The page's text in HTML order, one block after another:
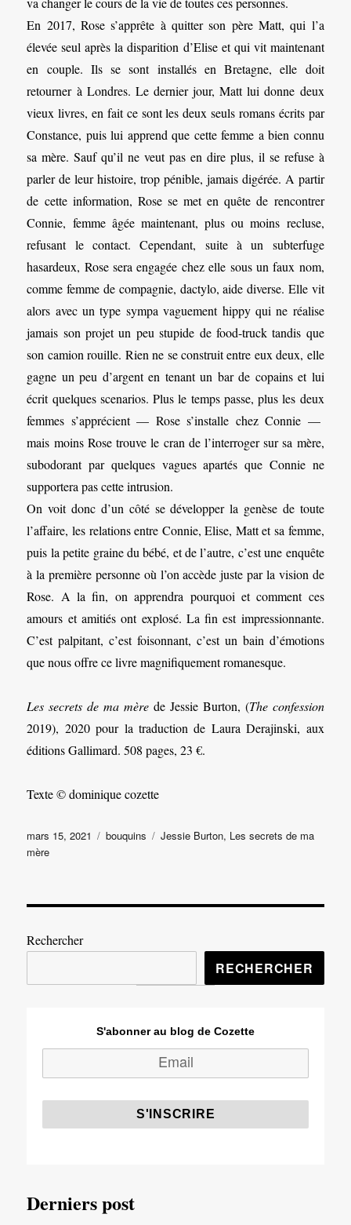
En 2017, Rose s’apprête à quitter son père Matt, qui l’a
élevée seul après la disparition d’Elise et qui vit maintenant
en couple. Ils se sont installés en Bretagne, elle doit
retourner à Londres. Le dernier jour, Matt lui donne deux
vieux livres, en fait ce sont les deux seuls romans écrits par
Constance, puis lui apprend que cette femme a bien connu
sa mère. Sauf qu’il ne veut pas en dire plus, il se refuse à
parler de leur histoire, trop pénible, jamais digérée. A partir
de cette information, Rose se met en quête de rencontrer
Connie, femme âgée maintenant, plus ou moins recluse,
refusant le contact. Cependant, suite à un subterfuge
hasardeux, Rose sera engagée chez elle sous un faux nom,
comme femme de compagnie, dactylo, aide diverse. Elle vit
alors avec un type sympa vaguement hippy qui ne réalise
jamais son projet un peu stupide de food-truck tandis que
son camion rouille. Rien ne se construit entre eux deux, elle
gagne un peu d’argent en tenant un bar de copains et lui
écrit quelques scenarios. Plus le temps passe, plus les deux
femmes s’apprécient — Rose s’installe chez Connie —
mais moins Rose trouve le cran de l’interroger sur sa mère,
subodorant par quelques vagues apartés que Connie ne
supportera pas cette intrusion.
On voit donc d’un côté se développer la genèse de toute
l’affaire, les relations entre Connie, Elise, Matt et sa femme,
puis la petite graine du bébé, et de l’autre, c’est une enquête
à la première personne où l’on accède juste par la vision de
Rose. A la fin, on apprendra pourquoi et comment ces
amours et amitiés ont explosé. La fin est impressionnante.
C’est palpitant, c’est foisonnant, c’est un bain d’émotions
que nous offre ce livre magnifiquement romanesque.
Les secrets de ma mère de Jessie Burton, (The confession
2019), 2020 pour la traduction de Laura Derajinski, aux
éditions Gallimard. 508 pages, 23 €.
Texte © dominique cozette
Publié
le
mars 15, 2021 Catégories
bouquins Étiquettes
Jessie Burton, Les secrets de ma
mère
Rechercher
RECHERCHER
S'abonner au blog de Cozette
Derniers post